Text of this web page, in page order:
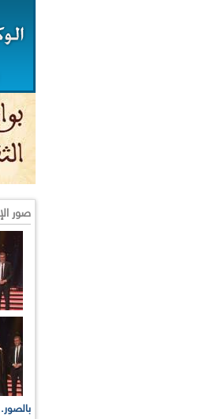
صور